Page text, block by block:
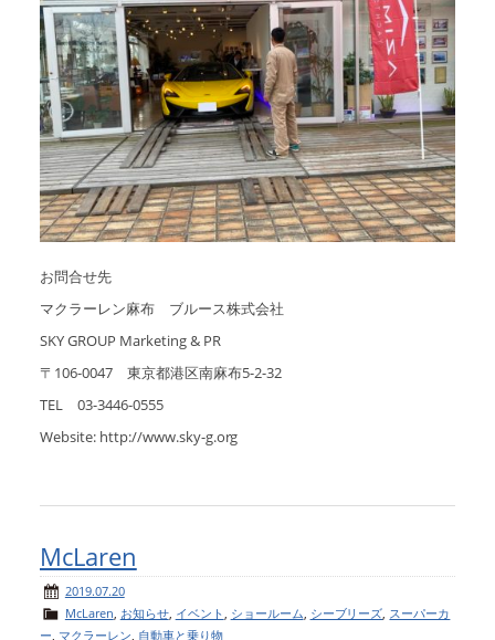
お問合せ先
マクラーレン麻布 ブルース株式会社
SKY GROUP Marketing & PR
〒106-0047 東京都港区南麻布5-2-32
TEL 03-3446-0555
Website: http://www.sky-g.org
McLaren
2019.07.20
McLaren, お知らせ, イベント, ショールーム, シーブリーズ, スーパーカ
ー, マクラーレン, 自動車と乗り物